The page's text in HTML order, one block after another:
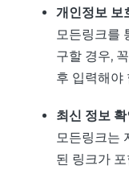
개인정보 보
모든링크를
구할 경우,
후 입력해야
최신 정보 확
모든링크는
된 링크가